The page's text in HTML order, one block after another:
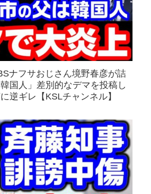
ナフサおじさん境野春彦が詰
国人」差別的なデマを投稿し
逆ギレ【KSLチャンネル】